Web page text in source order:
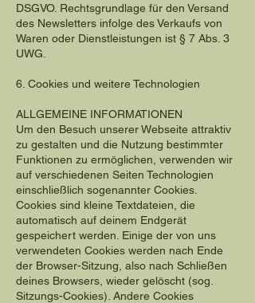
DSGVO. Rechtsgrundlage für den Versand
des Newsletters infolge des Verkaufs von
Waren oder Dienstleistungen ist § 7 Abs. 3
UWG.
6. Cookies und weitere Technologien
ALLGEMEINE INFORMATIONEN
Um den Besuch unserer Webseite attraktiv
zu gestalten und die Nutzung bestimmter
Funktionen zu ermöglichen, verwenden wir
auf verschiedenen Seiten Technologien
einschließlich sogenannter Cookies.
Cookies sind kleine Textdateien, die
automatisch auf deinem Endgerät
gespeichert werden. Einige der von uns
verwendeten Cookies werden nach Ende
der Browser-Sitzung, also nach Schließen
deines Browsers, wieder gelöscht (sog.
Sitzungs-Cookies). Andere Cookies